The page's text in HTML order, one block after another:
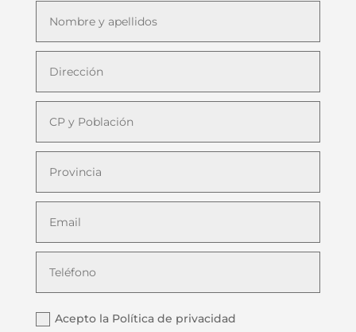
Acepto la Política de privacidad